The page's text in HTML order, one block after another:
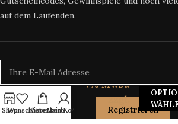
auf dem Laufenden.
Shop
WunschlisteWarenkorb
Mein Konto
Royal
Heart
Rosenbox
ab
7% Mwst.
zzgl.
Versand